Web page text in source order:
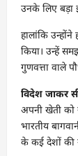
उनके लिए बड़ा
हालांकि
किया। उन्हें
गुणवत्ता वाले
विदेश जाकर
अपनी खेती को
भारतीय
के कई देशों की